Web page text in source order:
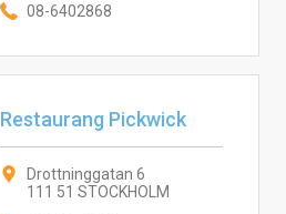
08-6402868
Restaurang Pickwick
Drottninggatan 6
111 51 STOCKHOLM